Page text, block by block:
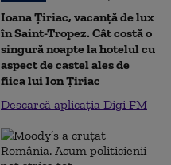
Ioana Țiriac, vacanță de lux
în Saint-Tropez. Cât costă o
singură noapte la hotelul cu
aspect de castel ales de
fiica lui Ion Țiriac
Descarcă aplicația Digi FM